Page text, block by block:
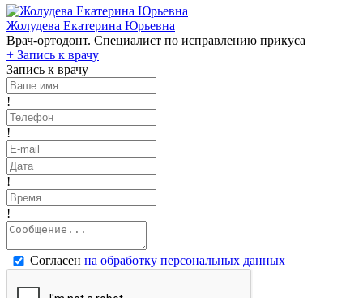
Жолудева Екатерина Юрьевна
Врач-ортодонт. Специалист по исправлению прикуса
+ Запись к врачу
Запись к врачу
!
!
!
!
Согласен на обработку персональных данных